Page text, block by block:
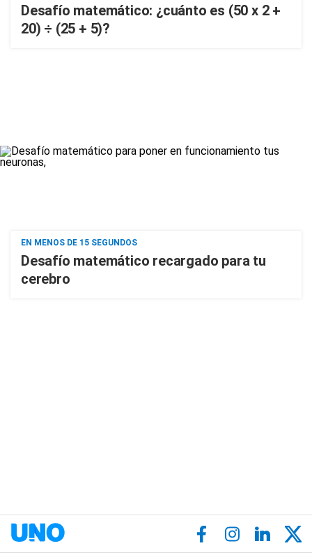
Desafío matemático: ¿cuánto es (50 x 2 +
20) ÷ (25 + 5)?
EN MENOS DE 15 SEGUNDOS
Desafío matemático recargado para tu
cerebro